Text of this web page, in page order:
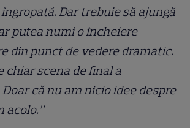
Dar trebuie să ajungă
putea numi o încheiere
din punct de vedere dramatic.
chiar scena de final a
Doar că nu am nicio idee despre
acolo.”